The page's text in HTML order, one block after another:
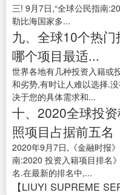
三! 9月7日,“全球公民指南
勒比海国家多...
九、全球10个热
哪个项目最适...
世界各地有几种投资入籍或
和劣势,有时让人难以选择.
决于您的具体需求和...
十、2020全球投
照项目占据前五名
2020年9月7日,《金融时报
南:2020 投资入籍项目排名
名.在最新的排名中,...
【LIUYI SUPREME